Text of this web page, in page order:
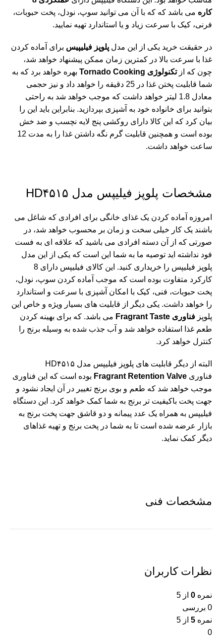
کاره می باشد که که با آن می توانید سوپ، نودل، پخت حبوبات،
فرنی، کیک با سرعت زیاد و یا استاندارد تهیه نمایید.
در حقیقت خرید یکی از این مدل پلوپز فیلیپیس برای آماده کردن
غذا با سرعت بالا در کمترین زمان ممکن پیشنهاد خواهد شد،
چون که ازتکنولوژی Tornado Cooking
بهره خواهد برد که به
شما قابلیت پختن غذا در 25 دقیقه را خواهد داد و نیز حجمی
معادل 1.8 لیتر خواهد داشت که موجب خواهد شد به راحتی
بتوانید برای خانواده خود به آشپزی بپردازید. بنابراین باید این را
بیان کرد که این کالا دارای روکشی پنج لایه نچسب و ضد خش
بوده است و همچنین قابلیت گرم نگه داشتن غذا را به مدت 12
ساعت خواهد داشت.
مشخصات پلوپز فیلیپس مدل HD۴۵۱۵
امروزه آماده کردن یک غذای خانگی برای افرادی که شاغل می
باشند یک کار خیلی سخت و زمان بر محسوب خواهد شد، در
صورتی که از آن دسته افرادی می باشید که علاقه ای به فست
فود نداشته اید توصیه ما به شما این است که یکی از این مدل
پلوپز فیلیپس را خریداری کنید. این کالای فیلیپس دارای 8
کارکرد متفاوت بوده است که موجب آماده کردن سوپ، نودل،
پخت حبوبات، فنی، کیک با امکان آشپزی با سرعت و استاندارد
را خواهد داشت. یکی دیگر از قابلیت های بسیار ویژه و خاص این
پلوپز فناوری Fragrant Taste
می باشد. که برای بهینه کردن
طعم غذا استفاده خواهد شد و آب جذب شده به وسیله برنج را
کنترل خواهد کرد.
البته از دیگر قابلیت های پلوپز فیلیپس مدل HD۴۵۱۵
فناوری Fragrant Retention Valve بوده است که این فناوری
موجب خواهد شد که طعم و بوی برنج تغییر در آن ایجاد نشود و
جهت پخت باکیفیت تر برنج به شما کمک خواهد کرد. این دستگاه
فیلیپس به همراه یک عدد پیمانه و دو قاشق جهت پخت برنج به
بازار عرضه شده است تا به شما در پخت برنج و تهیه غذاهای
دیگر کمک نماید.
مشخصات فنی
نظرات کاربران
نمره 0 از 5
0 بررسی
نمره 5 از 5
0